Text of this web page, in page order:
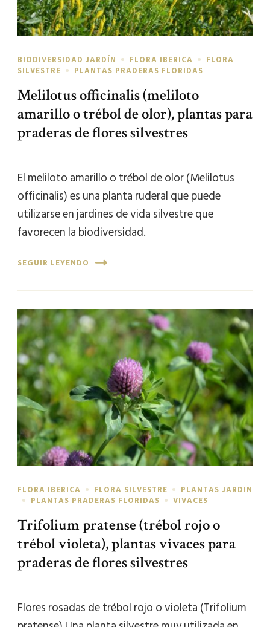
BIODIVERSIDAD JARDÍN FLORA IBERICA
FLORA
SILVESTRE
PLANTAS PRADERAS FLORIDAS
Melilotus officinalis (meliloto
amarillo o trébol de olor), plantas para
praderas de flores silvestres
El meliloto amarillo o trébol de olor (Melilotus
officinalis) es una planta ruderal que puede
utilizarse en jardines de vida silvestre que
favorecen la biodiversidad.
SEGUIR LEYENDO
FLORA IBERICA FLORA SILVESTRE
PLANTAS JARDIN
PLANTAS PRADERAS FLORIDAS
VIVACES
Trifolium pratense (trébol rojo o
trébol violeta), plantas vivaces para
praderas de flores silvestres
Flores rosadas de trébol rojo o violeta (Trifolium